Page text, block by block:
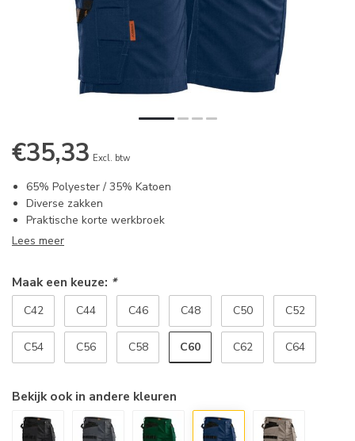
€35,33 Excl. btw
65% Polyester / 35% Katoen
Diverse zakken
Praktische korte werkbroek
Lees meer
Maak een keuze: *
C42 C44 C46 C48 C50 C52
C54 C56 C58 C60 C62 C64
Bekijk ook in andere kleuren